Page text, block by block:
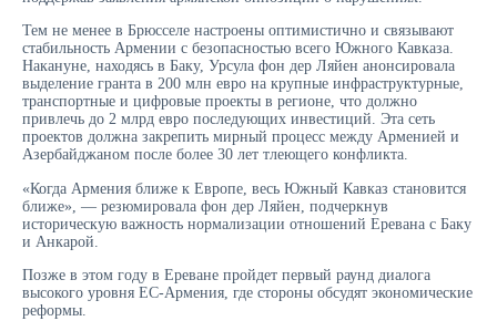
Тем не менее в Брюсселе настроены оптимистично и связывают
стабильность Армении с безопасностью всего Южного Кавказа.
Накануне, находясь в Баку, Урсула фон дер Ляйен анонсировала
выделение гранта в 200 млн евро на крупные инфраструктурные,
транспортные и цифровые проекты в регионе, что должно
привлечь до 2 млрд евро последующих инвестиций. Эта сеть
проектов должна закрепить мирный процесс между Арменией и
Азербайджаном после более 30 лет тлеющего конфликта.
«Когда Армения ближе к Европе, весь Южный Кавказ становится
ближе», — резюмировала фон дер Ляйен, подчеркнув
историческую важность нормализации отношений Еревана с Баку
и Анкарой.
Позже в этом году в Ереване пройдет первый раунд диалога
высокого уровня ЕС-Армения, где стороны обсудят экономические
реформы.